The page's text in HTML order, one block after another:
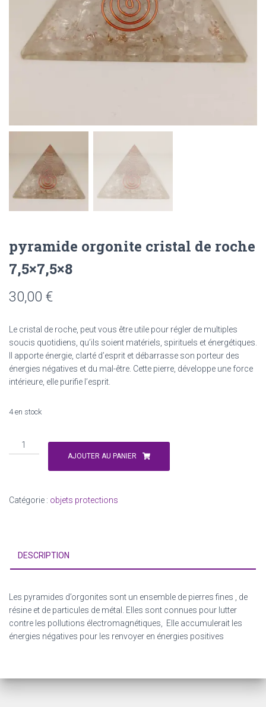
pyramide orgonite cristal de roche
7,5×7,5×8
30,00 €
Le cristal de roche, peut vous être utile pour régler de multiples
soucis quotidiens, qu’ils soient matériels, spirituels et énergétiques.
Il apporte énergie, clarté d’esprit et débarrasse son porteur des
énergies négatives et du mal-être. Cette pierre, développe une force
intérieure, elle purifie l’esprit.
4 en stock
quantité
de
AJOUTER AU PANIER
Catégorie : objets protections
DESCRIPTION
Les pyramides d’orgonites sont un ensemble de pierres fines
, de
résine et de particules de métal. Elles sont connues pour lutter
contre les pollutions électromagnétiques, Elle accumulerait les
énergies négatives pour les renvoyer en énergies positives